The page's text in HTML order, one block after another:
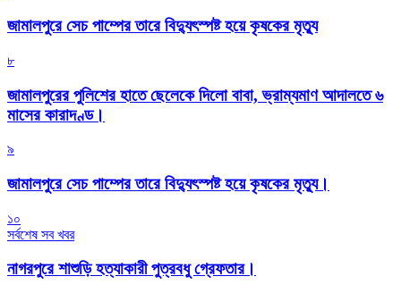
জামালপুরে সেচ পাম্পের তারে বিদ্যুৎস্পষ্ট হয়ে কৃষকের মৃত্যু
৮
জামালপুরের পুলিশের হাতে ছেলেকে দিলো বাবা, ভ্রাম্যমাণ আদালতে ৬
মাসের কারাদণ্ড।
৯
জামালপুরে সেচ পাম্পের তারে বিদ্যুৎস্পষ্ট হয়ে কৃষকের মৃত্যু।
১০
সর্বশেষ সব খবর
নাগরপুরে শাশুড়ি হত্যাকারী পুত্রবধু গ্রেফতার।